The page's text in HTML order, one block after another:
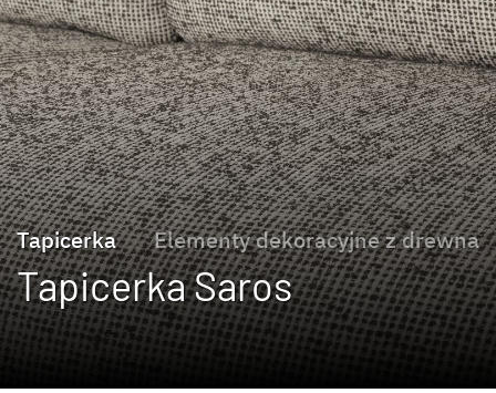
Tapicerka Saros
Tapicerka Elementy dekoracyjne z drewna